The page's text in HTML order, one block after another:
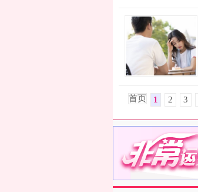
首页 1 2 3